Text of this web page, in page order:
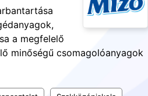
a megfelelő
minőségű csomagolóanyagok